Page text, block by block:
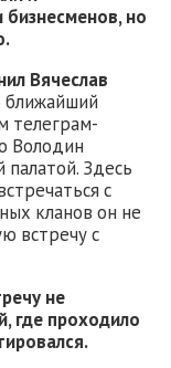
бизнесменов, но
Вячеслав
ближайший
телеграм-
Володин
Здесь
с
кланов он не
встречу с
не
где проходило